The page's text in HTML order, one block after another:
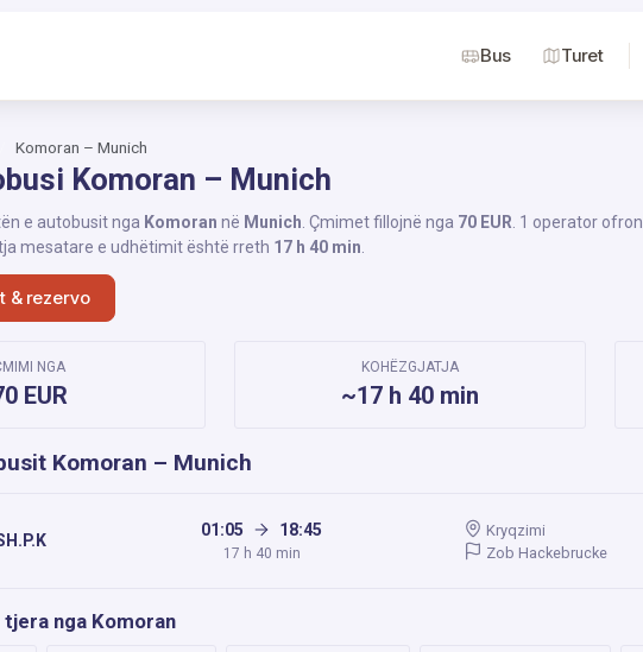
Bus Turet
Komoran – Munich
Komoran – Munich
e autobusit nga Komoran në Munich . Çmimet fillojnë nga 70 EUR . 1 operator ofron
mesatare e udhëtimit është rreth 17 h 40 min
& rezervo
NGA
EUR
KOHËZGJATJA
~17 h 40 min
Komoran – Munich
01:05 18:45
17 h 40 min
Kryqzimi
Zob Hackebrucke
nga Komoran